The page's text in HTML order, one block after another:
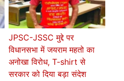
JPSC-JSSC मुद्दे पर
विधानसभा में जयराम महतो का
अनोखा विरोध, T-shirt से
सरकार को दिया बड़ा संदेश